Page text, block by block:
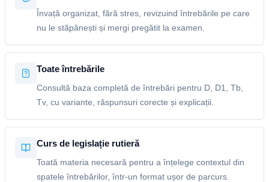
Învață organizat, fără stres, revizuind întrebările pe care
nu le stăpânești și mergi pregătit la examen.
Toate întrebările
Consultă baza completă de întrebări pentru D, D1, Tb,
Tv, cu variante, răspunsuri corecte și explicații.
Curs de legislație rutieră
Toată materia necesară pentru a înțelege contextul din
spatele întrebărilor, într-un format ușor de parcurs.